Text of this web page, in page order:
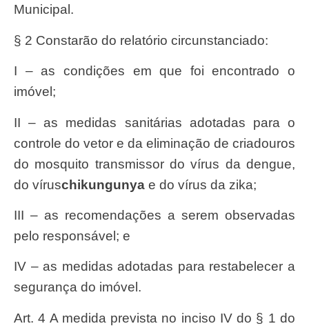
Municipal.
§ 2 Constarão do relatório circunstanciado:
I – as condições em que foi encontrado o
imóvel;
II – as medidas sanitárias adotadas para o
controle do vetor e da eliminação de criadouros
do mosquito transmissor do vírus da dengue,
do víruschikungunya e do vírus da zika;
III – as recomendações a serem observadas
pelo responsável; e
IV – as medidas adotadas para restabelecer a
segurança do imóvel.
Art. 4 A medida prevista no inciso IV do § 1 do